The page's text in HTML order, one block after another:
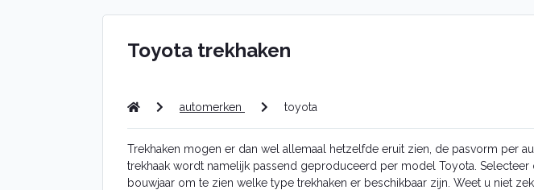
Toyota trekhaken
automerken toyota
Trekhaken mogen er dan wel allemaal hetzelfde eruit zien, de pasvorm per
trekhaak wordt namelijk passend geproduceerd per model Toyota.
bouwjaar om te zien welke type trekhaken er beschikbaar zijn. Weet u niet